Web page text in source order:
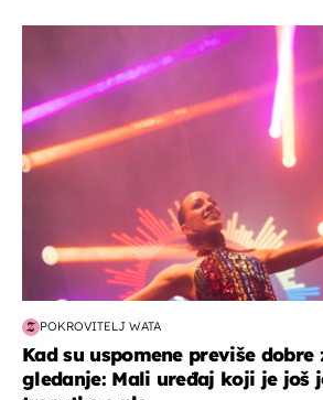
POKROVITELJ WATA
Kad su uspomene previše dobre
gledanje: Mali uređaj koji je još